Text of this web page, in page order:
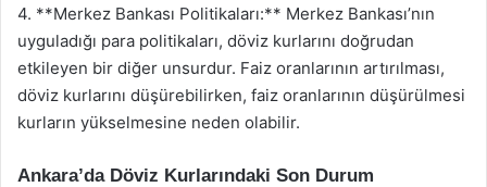
4. **Merkez Bankası Politikaları:** Merkez Bankası’nın
uyguladığı para politikaları, döviz kurlarını doğrudan
etkileyen bir diğer unsurdur. Faiz oranlarının artırılması,
döviz kurlarını düşürebilirken, faiz oranlarının düşürülmesi
kurların yükselmesine neden olabilir.
Ankara’da Döviz Kurlarındaki Son Durum